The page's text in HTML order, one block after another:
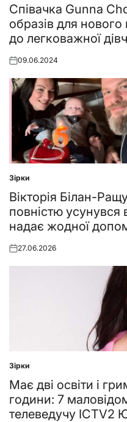
in
Співачка Gunna
образів для нового
до легковажної
Posted
09.06.2024
Posted
in
Зірки
Вікторія Білан-
повністю усунувся
надає жодної
Posted
27.06.2026
Posted
in
Зірки
Має дві освіти і
години: 7
телеведучу ICTV2